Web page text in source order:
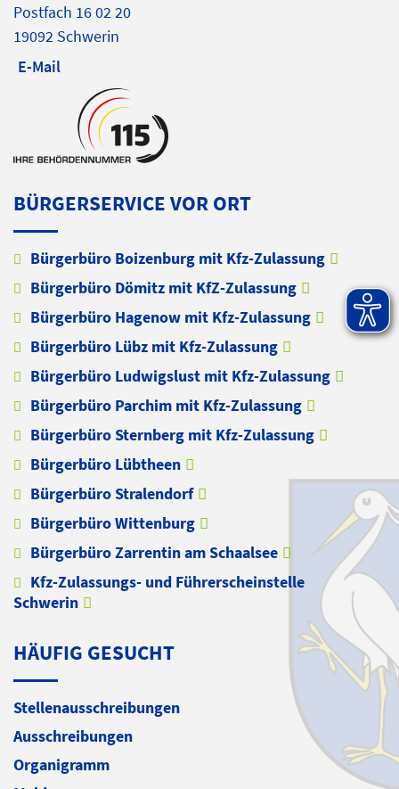
Postfach 16 02 20
19092 Schwerin
E-Mail
BÜRGERSERVICE VOR ORT
Bürgerbüro Boizenburg mit Kfz-Zulassung
Bürgerbüro Dömitz mit KfZ-Zulassung
Bürgerbüro Hagenow mit Kfz-Zulassung
Bürgerbüro Lübz mit Kfz-Zulassung
Bürgerbüro Ludwigslust mit Kfz-Zulassung
Bürgerbüro Parchim mit Kfz-Zulassung
Bürgerbüro Sternberg mit Kfz-Zulassung
Bürgerbüro Lübtheen
Bürgerbüro Stralendorf
Bürgerbüro Wittenburg
Bürgerbüro Zarrentin am Schaalsee
Kfz-Zulassungs- und Führerscheinstelle
Schwerin
HÄUFIG GESUCHT
Stellenausschreibungen
Ausschreibungen
Organigramm